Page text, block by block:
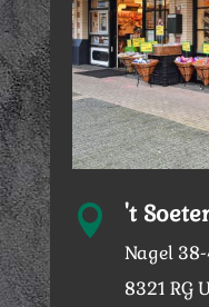
 't
Nagel
8321 RG